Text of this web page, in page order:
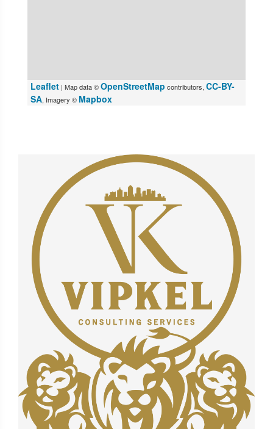
Leaflet | Map data ©OpenStreetMap contributors, CC-BY-
SA, Imagery © Mapbox